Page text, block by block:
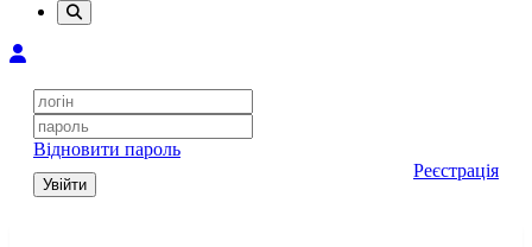
Відновити пароль
Увійти
Реєстрація